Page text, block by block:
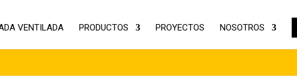
VENTILADA PRODUCTOS PROYECTOS NOSOTROS